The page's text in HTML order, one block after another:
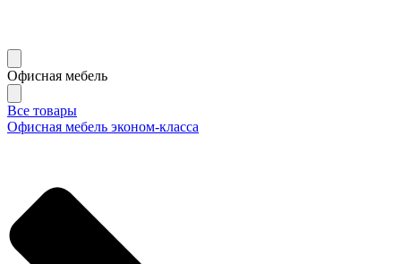
Офисная мебель
Все товары
Офисная мебель эконом-класса